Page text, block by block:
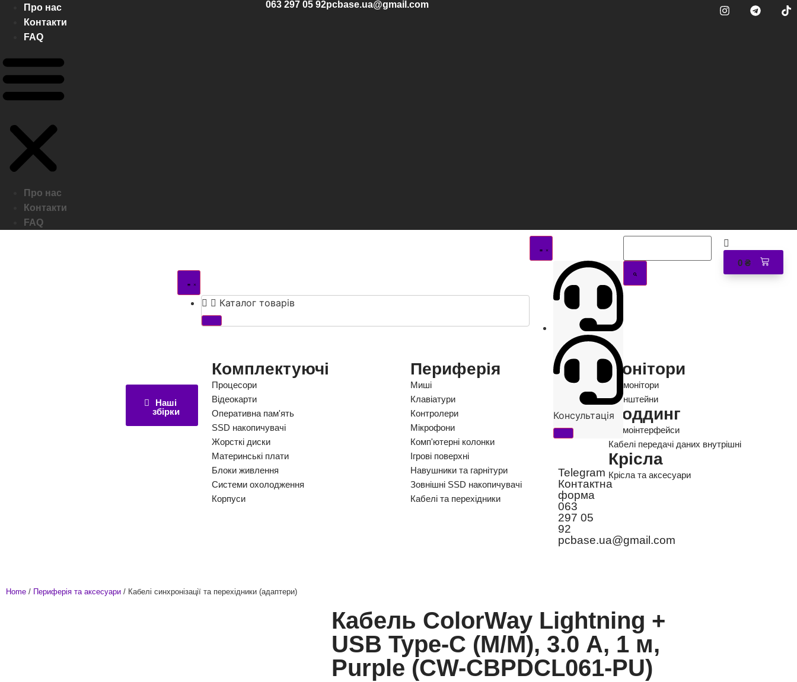
Про нас
Контакти
FAQ
Про нас
Контакти
FAQ
063 297 05 92pcbase.ua@gmail.com
Наші
збірки
Каталог товарів
Комплектуючі
Процесори
Відеокарти
Оперативна пам'ять
SSD накопичувачі
Жорсткі диски
Материнські плати
Блоки живлення
Системи охолодження
Корпуси
Периферія
Миші
Клавіатури
Контролери
Мікрофони
Комп'ютерні колонки
Ігрові поверхні
Навушники та гарнітури
Зовнішні SSD накопичувачі
Кабелі та перехідники
Монітори
Всі монітори
Кронштейни
Моддинг
Термоінтерфейси
Кабелі передачі даних внутрішні
Крісла
Крісла та аксесуари
Консультація
Telegram
Контактна
форма
063
297 05
92
pcbase.ua@gmail.com
0 ₴
Home / Периферія та аксесуари / Кабелі синхронізації та перехідники (адаптери)
Кабель ColorWay Lightning +
USB Type-C (M/M), 3.0 А, 1 м,
Purple (CW-CBPDCL061-PU)